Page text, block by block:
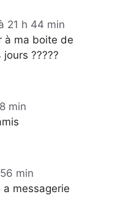
21 h 44 min
à ma boite de
?????
min
min
messagerie